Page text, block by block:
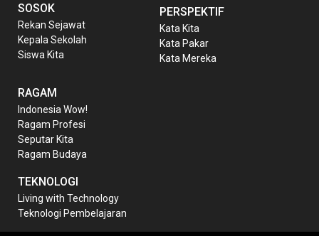
SOSOK
Rekan Sejawat
Kepala Sekolah
Siswa Kita
PERSPEKTIF
Kata Kita
Kata Pakar
Kata Mereka
RAGAM
Indonesia Wow!
Ragam Profesi
Seputar Kita
Ragam Budaya
TEKNOLOGI
Living with Technology
Teknologi Pembelajaran